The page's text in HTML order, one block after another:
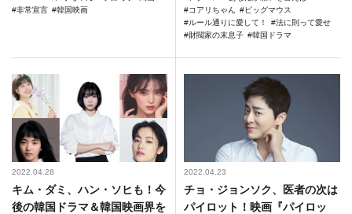
非常宣言
韓国映画
コアリちゃん
ビッグマウス
ルール通りに愛して！
法に則って愛せ
財閥家の末息子
韓国ドラマ
2022.04.28
キム・ダミ、ハン・ソヒも！今
後の韓国ドラマ＆韓国映画界を
2022.04.23
チョ・ジョンソク、医者の次は
パイロット！映画『パイロッ